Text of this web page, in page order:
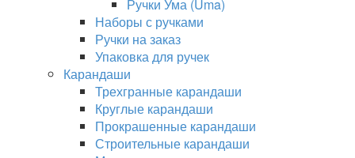
Ручки Ума (Uma)
Наборы с ручками
Ручки на заказ
Упаковка для ручек
Карандаши
Трехгранные карандаши
Круглые карандаши
Прокрашенные карандаши
Строительные карандаши